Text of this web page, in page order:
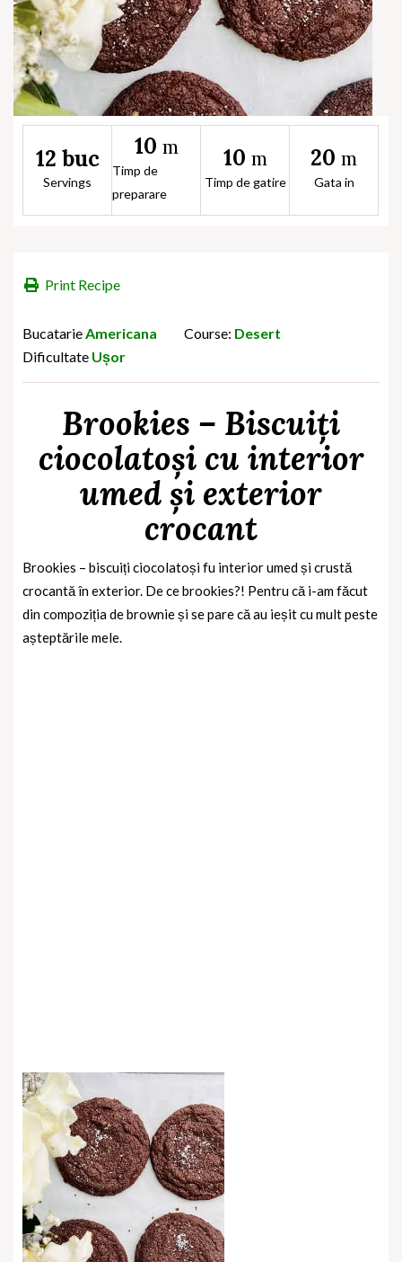
12 buc
Servings
10 m
Timp de
preparare
10 m
Timp de gatire
20 m
Gata in
Print Recipe
BucatarieAmericana Course: Desert
Dificultate Ușor
Brookies – Biscuiți
ciocolatoși cu interior
umed și exterior
crocant
Brookies – biscuiți ciocolatoși fu interior umed și crustă
crocantă în exterior. De ce brookies?! Pentru că i-am făcut
din compoziția de brownie și se pare că au ieșit cu mult peste
așteptările mele.